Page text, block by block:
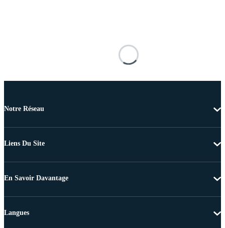
Notre Réseau
Liens Du Site
En Savoir Davantage
Langues